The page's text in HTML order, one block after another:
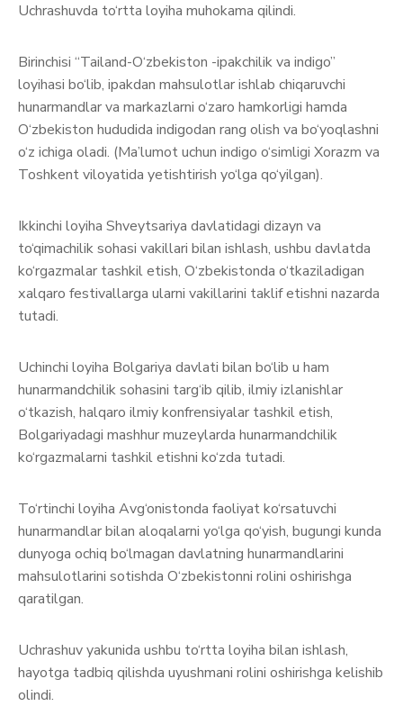
Uchrashuvda to‘rtta loyiha muhokama qilindi.
Birinchisi “Tailand-O‘zbekiston -ipakchilik va indigo”
loyihasi bo‘lib, ipakdan mahsulotlar ishlab chiqaruvchi
hunarmandlar va markazlarni o‘zaro hamkorligi hamda
O‘zbekiston hududida indigodan rang olish va bo‘yoqlashni
o‘z ichiga oladi. (Ma’lumot uchun indigo o‘simligi Xorazm va
Toshkent viloyatida yetishtirish yo‘lga qo‘yilgan).
Ikkinchi loyiha Shveytsariya davlatidagi dizayn va
to‘qimachilik sohasi vakillari bilan ishlash, ushbu davlatda
ko‘rgazmalar tashkil etish, O‘zbekistonda o‘tkaziladigan
хalqaro festivallarga ularni vakillarini taklif etishni nazarda
tutadi.
Uchinchi loyiha Bolgariya davlati bilan bo‘lib u ham
hunarmandchilik sohasini targ‘ib qilib, ilmiy izlanishlar
o‘tkazish, halqaro ilmiy konfrensiyalar tashkil etish,
Bolgariyadagi mashhur muzeylarda hunarmandchilik
ko‘rgazmalarni tashkil etishni ko‘zda tutadi.
To‘rtinchi loyiha Avg‘onistonda faoliyat ko‘rsatuvchi
hunarmandlar bilan aloqalarni yo‘lga qo‘yish, bugungi kunda
dunyoga ochiq bo‘lmagan davlatning hunarmandlarini
mahsulotlarini sotishda O‘zbekistonni rolini oshirishga
qaratilgan.
Uchrashuv yakunida ushbu to‘rtta loyiha bilan ishlash,
hayotga tadbiq qilishda uyushmani rolini oshirishga kelishib
olindi.